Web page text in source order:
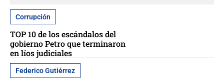
Corrupción
TOP 10 de los escándalos del
gobierno Petro que terminaron
en líos judiciales
Federico Gutiérrez